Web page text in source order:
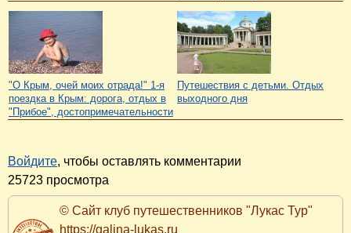
"О Крым, очей моих отрада!" 1-я
поездка в Крым: дорога, отдых в
"Прибое", достопримечательности
Путешествия с детьми. Отдых
выходного дня
Войдите, чтобы оставлять комментарии
25723 просмотра
© Сайт клуб путешественников "Лукас Тур"
https://galina-lukas.ru